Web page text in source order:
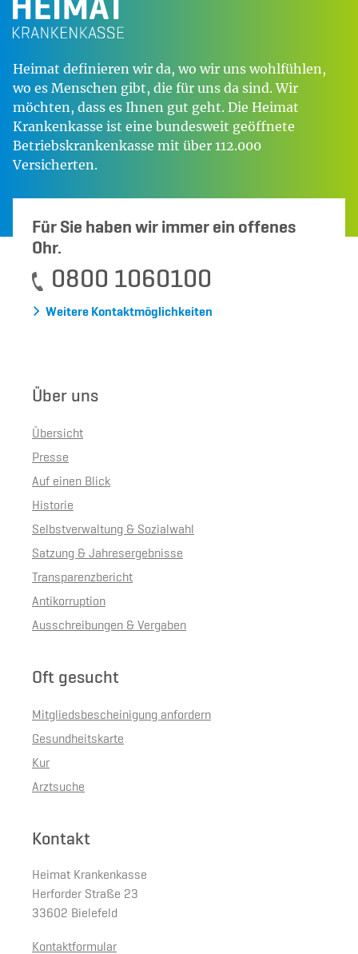
Heimat definieren wir da, wo wir uns wohlfühlen,
wo es Menschen gibt, die für uns da sind. Wir
möchten, dass es Ihnen gut geht. Die Heimat
Krankenkasse ist eine bundesweit geöffnete
Betriebskrankenkasse mit über 112.000
Versicherten.
Für Sie haben wir immer ein offenes
Ohr.
0800 1060100
Weitere Kontaktmöglichkeiten
Über uns
Übersicht
Presse
Auf einen Blick
Historie
Selbstverwaltung & Sozialwahl
Satzung & Jahresergebnisse
Transparenzbericht
Antikorruption
Ausschreibungen & Vergaben
Oft gesucht
Mitgliedsbescheinigung anfordern
Gesundheitskarte
Kur
Arztsuche
Kontakt
Heimat Krankenkasse
Herforder Straße 23
33602 Bielefeld
Kontaktformular